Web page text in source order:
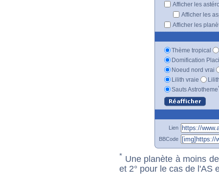
Afficher les
Afficher les
Afficher les
Thème tropical
Domification
Noeud nord vrai
Lilith vraie
Sauts Astrotheme
Lien
BBCode
* Une planète à moins
et 2° pour le cas de l'AS